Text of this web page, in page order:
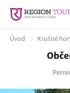
Úvod Krušné